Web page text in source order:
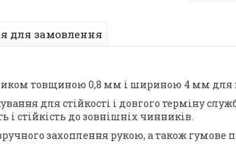
для замовлення
товщиною 0,8 мм і шириною 4 мм для
для стійкості і довгого терміну
і стійкість до зовнішніх чинників.
захоплення рукою, а також гумове